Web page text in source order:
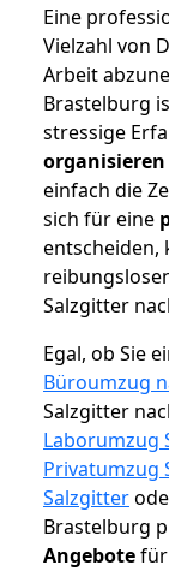
Eine
Vielzahl von
Arbeit
Brastelburg
stressige
organisieren
einfach die
sich für eine
entscheiden,
Salzgitter
Egal, ob Sie
Büroumzug
Salzgitter
Laborumzug
Privatumzug
Salzgitter
Brastelburg
Angebotefür